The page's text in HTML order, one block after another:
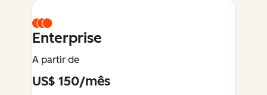
Enterprise
A partir de
US$ 150/mês